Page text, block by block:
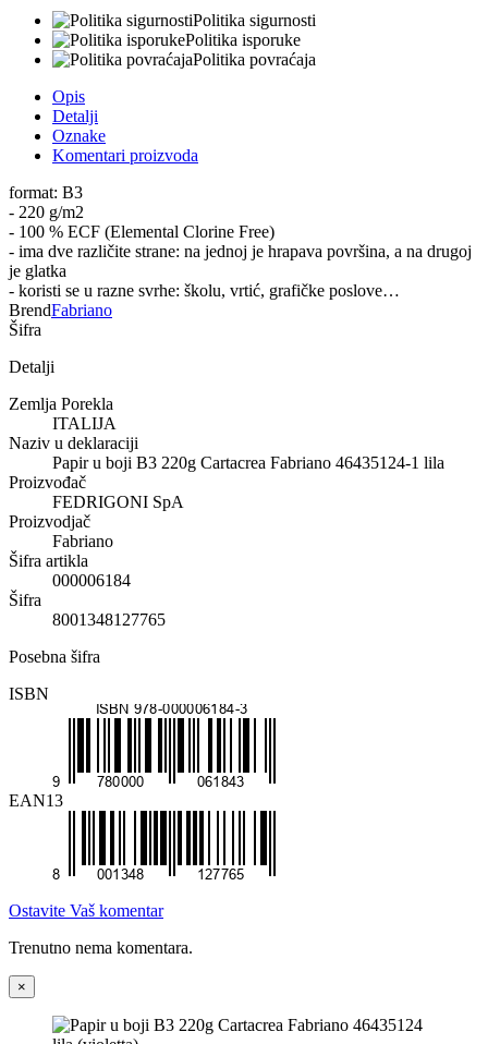
Politika sigurnosti
Politika isporuke
Politika povraćaja
Opis
Detalji
Oznake
Komentari proizvoda
format: B3
- 220 g/m2
- 100 % ECF (Elemental Clorine Free)
- ima dve različite strane: na jednoj je hrapava površina, a na drugoj
je glatka
- koristi se u razne svrhe: školu, vrtić, grafičke poslove…
BrendFabriano
Šifra
Detalji
Zemlja Porekla
ITALIJA
Naziv u deklaraciji
Papir u boji B3 220g Cartacrea Fabriano 46435124-1 lila
Proizvođač
FEDRIGONI SpA
Proizvodjač
Fabriano
Šifra artikla
000006184
Šifra
8001348127765
Posebna šifra
ISBN
EAN13
Ostavite Vaš komentar
Trenutno nema komentara.
×